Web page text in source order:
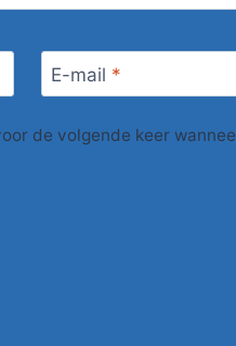
E-mail *
de volgende keer